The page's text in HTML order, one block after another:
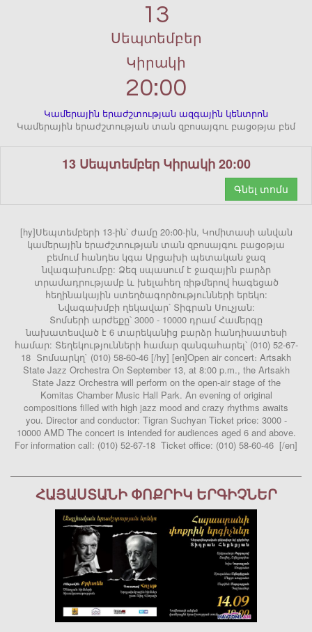
13
Սեպտեմբեր
Կիրակի
20:00
Կամերային երաժշտության ազգային կենտրոն
Կամերային երաժշտության տան զբոսայգու բացօթյա բեմ
13 Սեպտեմբեր Կիրակի 20:00
Գնել տոմս
[hy]Սեպտեմբերի 13-ին՝ ժամը 20։00-ին, Կոմիտասի անվան
կամերային երաժշտության տան զբոսայգու բացօթյա
բեմում հանդես կգա Արցախի պետական ջազ
նվագախումբը: Ձեզ սպասում է ջազային բարձր
տրամադրությամբ և խելահեղ ռիթմերով հագեցած
հեղինակային ստեղծագործությունների երեկո:
Նվագախմբի ղեկավար՝ Տիգրան Սուչյան:
Տոմսերի արժեքը՝ 3000 - 10000 դրամ Համերգը
նախատեսված է 6 տարեկանից բարձր հանդիսատեսի
համար: Տեղեկությունների համար զանգահարել՝ (010) 52-67-
18 Տոմսարկղ` (010) 58-60-46 [/hy] [en]Open air concert։ Artsakh
State Jazz Orchestra On September 13, at 8:00 p.m., the Artsakh
State Jazz Orchestra will perform on the open-air stage of the
Komitas Chamber Music Hall Park. An evening of original
compositions filled with high jazz mood and crazy rhythms awaits
you. Director and conductor: Tigran Suchyan Ticket price: 3000 -
10000 AMD The concert is intended for audiences aged 6 and above.
For information call: (010) 52-67-18 Ticket office: (010) 58-60-46 [/en]
ՀԱՅԱՍՏԱՆԻ ՓՈՔՐԻԿ ԵՐԳԻՉՆԵՐ